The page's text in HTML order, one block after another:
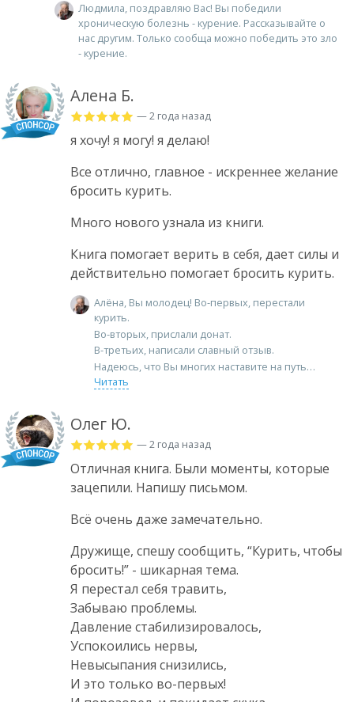
Людмила, поздравляю Вас! Вы победили
хроническую болезнь - курение. Рассказывайте о
нас другим. Только сообща можно победить это зло
- курение.
Алена Б.
— 2 года назад
я хочу! я могу! я делаю!
Все отлично, главное - искреннее желание
бросить курить.
Много нового узнала из книги.
Книга помогает верить в себя, дает силы и
действительно помогает бросить курить.
Алёна, Вы молодец! Во-первых, перестали
курить.
Во-вторых, прислали донат.
В-третьих, написали славный отзыв.
Надеюсь, что Вы многих наставите на путь
Читать
Олег Ю.
— 2 года назад
Отличная книга. Были моменты, которые
зацепили. Напишу письмом.
Всё очень даже замечательно.
Дружище, спешу сообщить, “Курить, чтобы
бросить!” - шикарная тема.
Я перестал себя травить,
Забываю проблемы.
Давление стабилизировалось,
Успокоились нервы,
Невысыпания снизились,
И это только во-первых!